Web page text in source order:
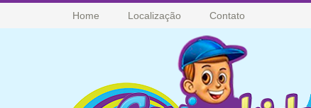
Home Localização Contato